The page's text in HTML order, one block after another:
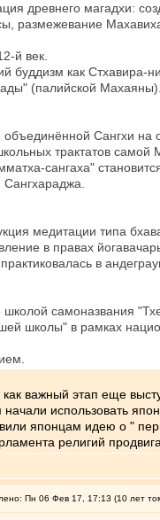
древнего магадхи:
размежевание
й век.
буддизм как Стхавира-
(палийской
объединённой Сангхи на
трактатов
сангаха"
Сангхараджа.
медитации типа
в правах
в
школой самоназвания
школы" в рамках
важный этап еще
начали использовать
японцам идею о "
религий
Пн 06 Фев 17, 17:13 (10 лет